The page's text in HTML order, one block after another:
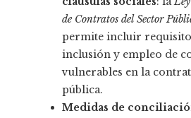
de Contratos del Sector
permite incluir
inclusión y empleo de
vulnerables en la
pública.
Medidas de